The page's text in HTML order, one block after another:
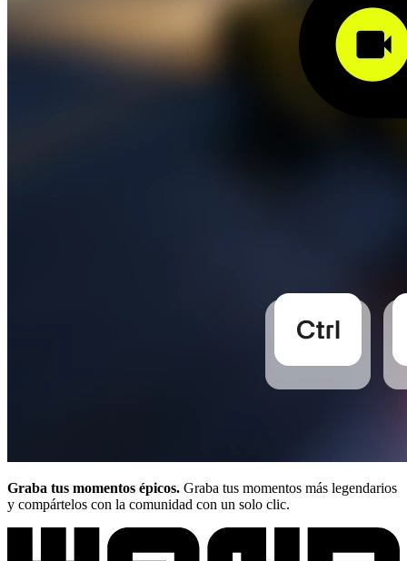
Graba tus momentos épicos. Graba tus momentos más legendarios
y compártelos con la comunidad con un solo clic.